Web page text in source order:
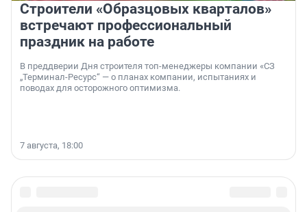
Строители «Образцовых кварталов»
встречают профессиональный
праздник на работе
В преддверии Дня строителя топ-менеджеры компании «СЗ
„Терминал-Ресурс“ — о планах компании, испытаниях и
поводах для осторожного оптимизма.
7 августа, 18:00